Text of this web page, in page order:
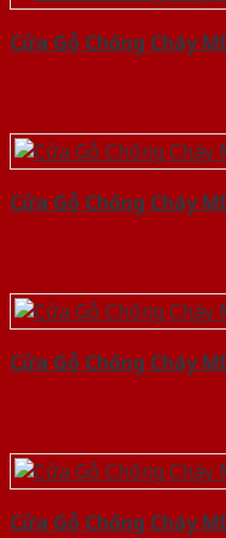
Cửa Gỗ Chống Cháy
Cửa Gỗ Chống Cháy
Cửa Gỗ Chống Cháy
Cửa Gỗ Chống Cháy